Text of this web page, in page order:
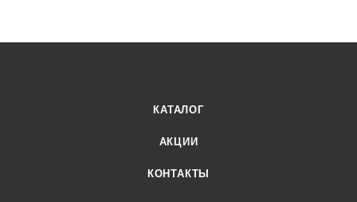
КАТАЛОГ
АКЦИИ
КОНТАКТЫ